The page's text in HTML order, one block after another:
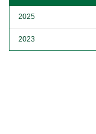
2025
2023